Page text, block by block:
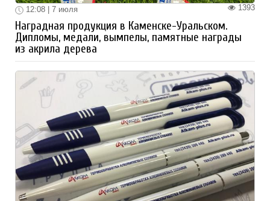
1393
12:08 | 7 июля
Наградная продукция в Каменске-Уральском.
Дипломы, медали, вымпелы, памятные награды
из акрила дерева